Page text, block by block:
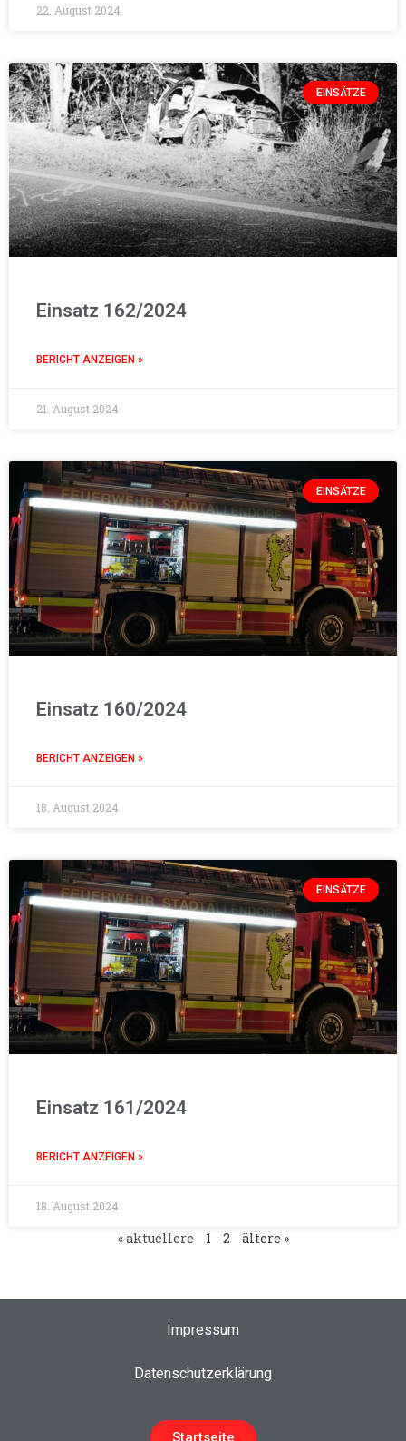
22. August 2024
EINSÄTZE
Einsatz 162/2024
BERICHT ANZEIGEN »
21. August 2024
EINSÄTZE
Einsatz 160/2024
BERICHT ANZEIGEN »
18. August 2024
EINSÄTZE
Einsatz 161/2024
BERICHT ANZEIGEN »
18. August 2024
« aktuellere 1 2 ältere »
Impressum
Datenschutzerklärung
Startseite